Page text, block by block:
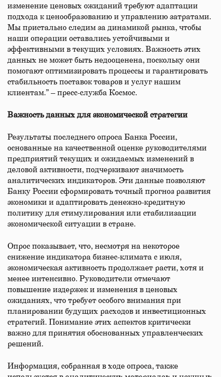
изменение ценовых ожиданий требуют адаптации
подхода к ценообразованию и управлению затратами.
Мы пристально следим за динамикой рынка, чтобы
наши операции оставались устойчивыми и
эффективными в текущих условиях. Важность этих
данных не может быть недооценена, поскольку они
помогают оптимизировать процессы и гарантировать
стабильность поставок товаров и услуг нашим
клиентам.” – пресс-служба Космос.
Важность данных для экономической стратегии
Результаты последнего опроса Банка России,
основанные на качественной оценке руководителями
предприятий текущих и ожидаемых изменений в
деловой активности, подчеркивают значимость
аналитических индикаторов. Эти данные позволяют
Банку России сформировать точный прогноз развития
экономики и адаптировать денежно-кредитную
политику для стимулирования или стабилизации
экономической ситуации в стране.
Опрос показывает, что, несмотря на некоторое
снижение индикатора бизнес-климата с июля,
экономическая активность продолжает расти, хотя и
менее интенсивно. Руководители отмечают
повышение издержек и изменения в ценовых
ожиданиях, что требует особого внимания при
планировании будущих расходов и инвестиционных
стратегий. Понимание этих аспектов критически
важно для принятия обоснованных управленческих
решений.
Информация, собранная в ходе опроса, также